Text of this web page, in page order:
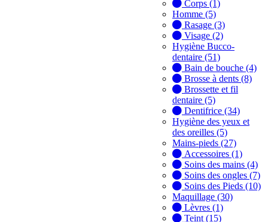
Corps (1)
Homme (5)
Rasage (3)
Visage (2)
Hygiène Bucco-
dentaire (51)
Bain de bouche (4)
Brosse à dents (8)
Brossette et fil
dentaire (5)
Dentifrice (34)
Hygiène des yeux et
des oreilles (5)
Mains-pieds (27)
Accessoires (1)
Soins des mains (4)
Soins des ongles (7)
Soins des Pieds (10)
Maquillage (30)
Lèvres (1)
Teint (15)